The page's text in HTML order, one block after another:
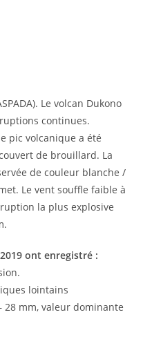
Le volcan Dukono
continues.
pic volcanique a été
de brouillard. La
de couleur blanche /
Le vent souffle faible à
la plus explosive
ont enregistré :
lointains
28 mm, valeur dominante